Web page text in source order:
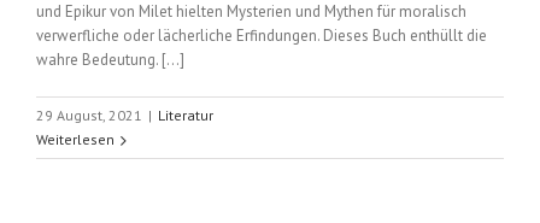
und Epikur von Milet hielten Mysterien und Mythen für moralisch
verwerfliche oder lächerliche Erfindungen. Dieses Buch enthüllt die
wahre Bedeutung. [...]
29 August, 2021 | Literatur
Weiterlesen